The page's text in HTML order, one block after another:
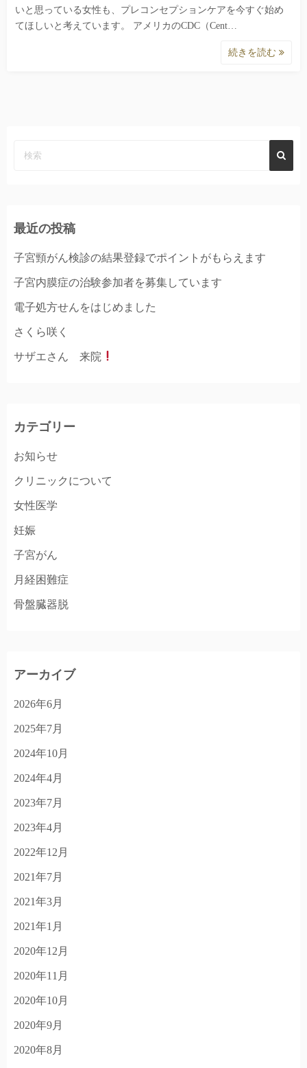
いと思っている女性も、プレコンセプションケアを今すぐ始め
てほしいと考えています。 アメリカのCDC（Cent…
続きを読む
最近の投稿
子宮頸がん検診の結果登録でポイントがもらえます
子宮内膜症の治験参加者を募集しています
電子処方せんをはじめました
さくら咲く
サザエさん 来院
カテゴリー
お知らせ
クリニックについて
女性医学
妊娠
子宮がん
月経困難症
骨盤臓器脱
アーカイブ
2026年6月
2025年7月
2024年10月
2024年4月
2023年7月
2023年4月
2022年12月
2021年7月
2021年3月
2021年1月
2020年12月
2020年11月
2020年10月
2020年9月
2020年8月